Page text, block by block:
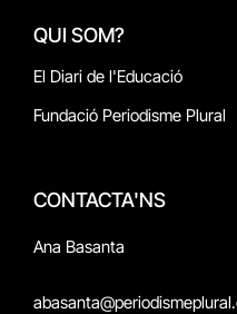
QUI SOM?
El Diari de l'Educació
Fundació Periodisme Plural
CONTACTA'NS
Ana Basanta